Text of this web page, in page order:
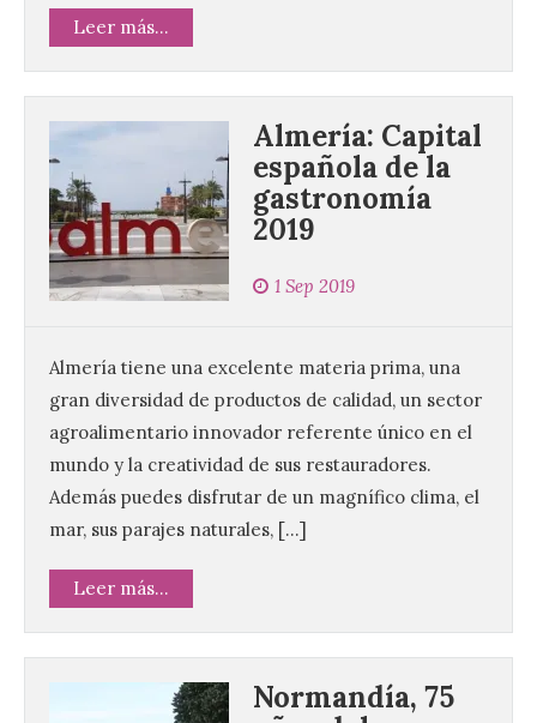
Leer más...
Almería: Capital
española de la
gastronomía
2019
1 Sep 2019
Almería tiene una excelente materia prima, una
gran diversidad de productos de calidad, un sector
agroalimentario innovador referente único en el
mundo y la creatividad de sus restauradores.
Además puedes disfrutar de un magnífico clima, el
mar, sus parajes naturales, […]
Leer más...
Normandía, 75